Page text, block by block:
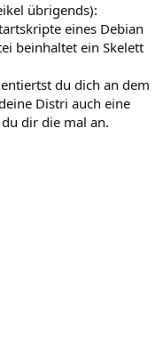
übrigends):
eines Debian
beinhaltet ein Skelett
du dich an dem
Distri auch eine
dir die mal an.